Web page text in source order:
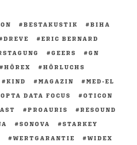
BESTAKUSTIK
BIHA
DREVE
ERIC BERNARD
GEERS
GN
HÖREX
HÖRLUCHS
KIND MAGAZIN
MED-EL
OPTA DATA FOCUS
OTICON
PROAURIS
RESOUND
SONOVA
STARKEY
WERTGARANTIE
WIDEX